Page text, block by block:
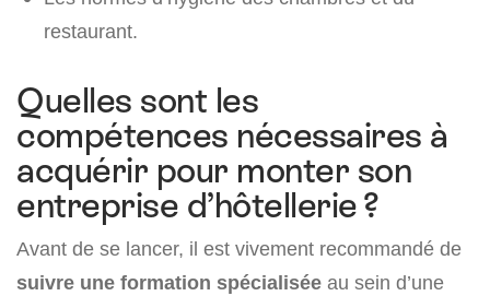
restaurant.
Quelles sont les
compétences nécessaires à
acquérir pour monter son
entreprise d’hôtellerie ?
Avant de se lancer, il est vivement recommandé de
suivre une formation spécialisée au sein d’une